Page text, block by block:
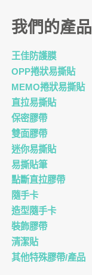
我們的產品
王佳防護膜
OPP捲狀易撕貼
MEMO捲狀易撕貼
直拉易撕貼
保密膠帶
雙面膠帶
迷你易撕貼
易撕貼筆
點斷直拉膠帶
隨手卡
造型隨手卡
裝飾膠帶
清潔貼
其他特殊膠帶/產品